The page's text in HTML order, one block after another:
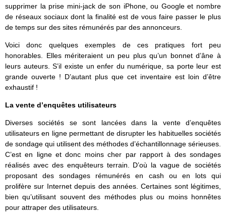
supprimer la prise mini-jack de son iPhone, ou Google et nombre
de réseaux sociaux dont la finalité est de vous faire passer le plus
de temps sur des sites rémunérés par des annonceurs.
Voici donc quelques exemples de ces pratiques fort peu
honorables. Elles mériteraient un peu plus qu’un bonnet d’âne à
leurs auteurs. S’il existe un enfer du numérique, sa porte leur est
grande ouverte ! D’autant plus que cet inventaire est loin d’être
exhaustif !
La vente d’enquêtes utilisateurs
Diverses sociétés se sont lancées dans la vente d’enquêtes
utilisateurs en ligne permettant de disrupter les habituelles sociétés
de sondage qui utilisent des méthodes d’échantillonnage sérieuses.
C’est en ligne et donc moins cher par rapport à des sondages
réalisés avec des enquêteurs terrain. D’où la vague de sociétés
proposant des sondages rémunérés en cash ou en lots qui
prolifère sur Internet depuis des années. Certaines sont légitimes,
bien qu’utilisant souvent des méthodes plus ou moins honnêtes
pour attraper des utilisateurs.